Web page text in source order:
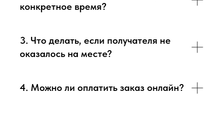
конкретное время?
3. Что делать, если получателя не
оказалось на месте?
4. Можно ли оплатить заказ онлайн?